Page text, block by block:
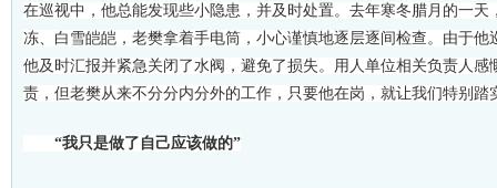
在巡视中，他总能发现些小隐患，并及时处置。去年寒冬腊月的一
冻、白雪皑皑，老樊拿着手电筒，小心谨慎地逐层逐间检查。由于
他及时汇报并紧急关闭了水阀，避免了损失。用人单位相关负责人
责，但老樊从来不分分内分外的工作，只要他在岗，就让我们特别踏
“我只是做了自己应该做的”